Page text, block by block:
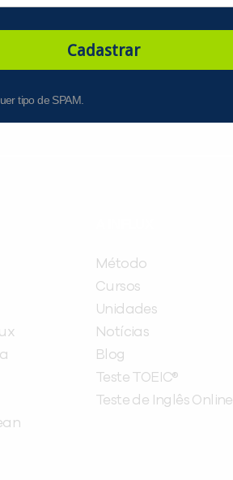
Cadastrar
tipo de SPAM.
Método
Cursos
Unidades
Notícias
Blog
Teste TOEIC®
Teste de Inglês Online